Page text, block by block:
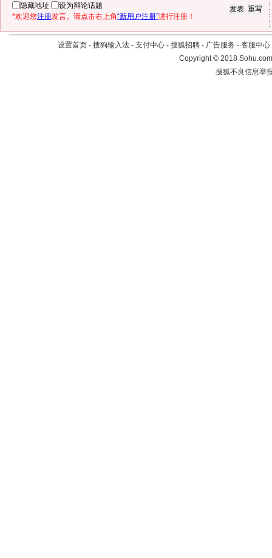
隐藏地址
设为辩论话题
*欢迎您注册发言。请点击右上角“新用户注册”进行注册！
设置首页 - 搜狗输入法 - 支付中心 - 搜狐招聘 - 广告服务 - 客服中心
Copyright©2018
搜狐不良信息举